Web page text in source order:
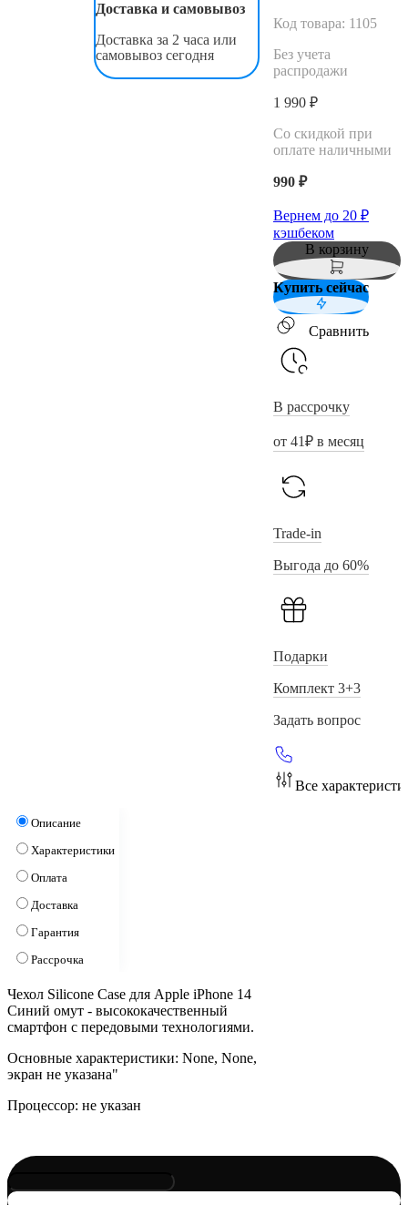
Доставка и самовывоз
Доставка за 2 часа или
самовывоз сегодня
Код товара: 1105
Без учета
распродажи
1 990 ₽
Со скидкой при
оплате наличными
990 ₽
Вернем до 20 ₽
кэшбеком
В корзину
Купить сейчас
Сравнить
В рассрочку
от 41₽ в месяц
Trade-in
Выгода до 60%
Подарки
Комплект 3+3
Задать вопрос
Все
Описание
Характеристики
Оплата
Доставка
Гарантия
Рассрочка
Чехол Silicone Case для Apple iPhone 14
Синий омут - высококачественный
смартфон с передовыми технологиями.
Основные характеристики: None, None,
экран не указана"
Процессор: не указан